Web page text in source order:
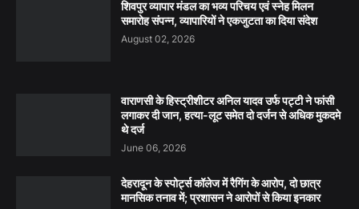
शिवपुर व्यापार मंडल का भव्य परिचय एवं स्नेह मिलन
समारोह संपन्न, व्यापारियों ने एकजुटता का दिया संदेश
August 02, 2026
वाराणसी के हिस्ट्रीशीटर अनिल यादव उर्फ पट्टी ने फांसी
लगाकर दी जान, हत्या-लूट समेत दो दर्जन से अधिक मुकदमे
थे दर्ज
June 06, 2026
देहरादून के स्पोर्ट्स कॉलेज में रैगिंग के आरोप, दो छात्र
मानसिक तनाव में; प्रशासन ने आरोपों से किया इनकार